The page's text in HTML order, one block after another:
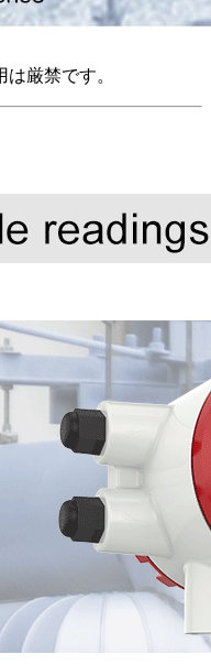
厳禁です。